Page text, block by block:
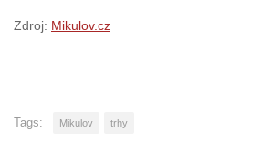
Zdroj: Mikulov.cz
Tags: Mikulov trhy